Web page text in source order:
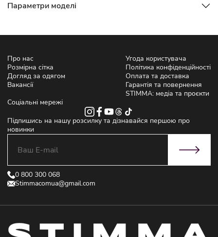
Параметри моделі
Про нас
Розмірна сітка
Догляд за одягом
Вакансії
Угода користувача
Політика конфіденційності
Оплата та доставка
Гарантія та повернення
STIMMA: медіа та проєкти
Соціальні мережі
Підпишись на нашу розсилку та дізнавайся першою про
новинки
0 800 300 068
Stimmacomua@gmail.com